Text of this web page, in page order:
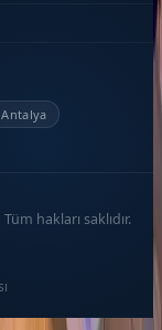
Antalya
hakları saklıdır.